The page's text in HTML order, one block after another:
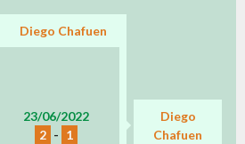
Diego Chafuen
23/06/2022
2 - 1
Diego
Chafuen